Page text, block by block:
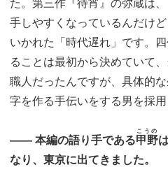
た。第三作『待宵 』の弥蔵は
手しやすくなっているんだけ
いかれた「時代遅れ」です。
ることは最初から決めていて
職人だったんですが、具体的
字を作る手伝いをする男を採用
―― 本編の語り手である甲野
こうの
なり、東京に出てきました。